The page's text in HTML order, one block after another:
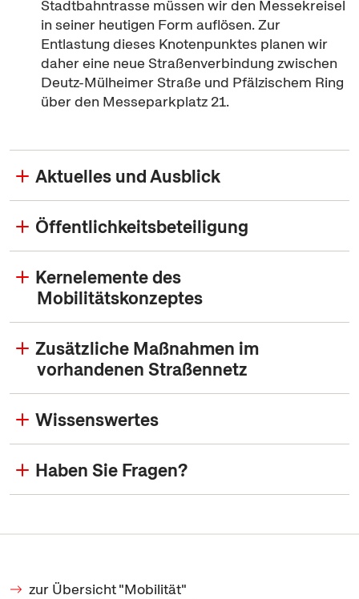
Stadtbahntrasse müssen wir den Messekreisel
in seiner heutigen Form auflösen. Zur
Entlastung dieses Knotenpunktes planen wir
daher eine neue Straßenverbindung zwischen
Deutz-Mülheimer Straße und Pfälzischem Ring
über den Messeparkplatz 21.
Aktuelles und Ausblick
Öffentlichkeitsbeteiligung
Kernelemente des
Mobilitätskonzeptes
Zusätzliche Maßnahmen im
vorhandenen Straßennetz
Wissenswertes
Haben Sie Fragen?
zur Übersicht "Mobilität"